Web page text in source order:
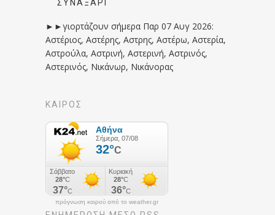
ΣΥΝΑΞΆΡΙ
►►γιορτάζουν σήμερα Παρ 07 Αυγ 2026:
Αστέριος, Αστέρης, Αστρης, Αστέρω, Αστερία,
Αστρούλα, Αστρινή, Αστερινή, Αστρινός,
Αστερινός, Νικάνωρ, Νικάνορας
ΚΑΙΡΟΣ
πρόγνωση καιρού από το weather.gr